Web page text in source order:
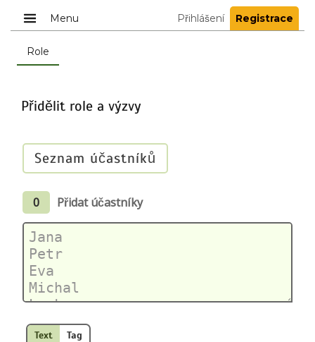
Menu Přihlášení Registrace
Role
Přidělit role a výzvy
Seznam účastníků
0 Přidat účastníky
Text Tag